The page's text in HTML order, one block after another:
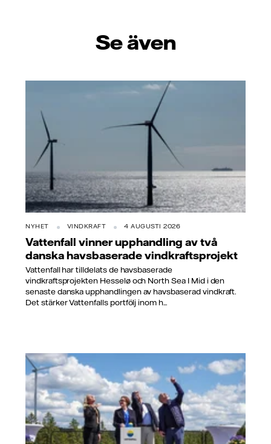
Se även
NYHET VINDKRAFT 4 AUGUSTI 2026
Vattenfall vinner upphandling av två
danska havsbaserade vindkraftsprojekt
Vattenfall har tilldelats de havsbaserade
vindkraftsprojekten Hesselø och North Sea I Mid i den
senaste danska upphandlingen av havsbaserad vindkraft.
Det stärker Vattenfalls portfölj inom h...